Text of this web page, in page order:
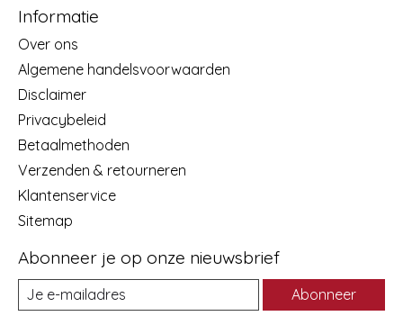
Informatie
Over ons
Algemene handelsvoorwaarden
Disclaimer
Privacybeleid
Betaalmethoden
Verzenden & retourneren
Klantenservice
Sitemap
Abonneer je op onze nieuwsbrief
Abonneer